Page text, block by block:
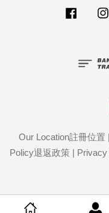
Our Location註冊位置 |
Policy退返政策 |